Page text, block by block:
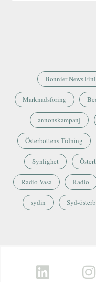
Bonnier News
Marknadsföring
annonskampanj
Österbottens Tidning
Synlighet
Radio Vasa Radio
sydin Syd-